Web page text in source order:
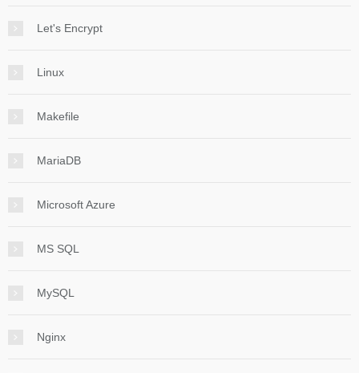
Let's Encrypt
Linux
Makefile
MariaDB
Microsoft Azure
MS SQL
MySQL
Nginx